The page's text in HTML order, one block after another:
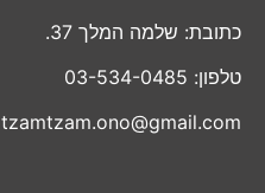
כתובת: שלמה המלך 37.
טלפון: 03-534-0485
tzamtzam.ono@gmail.com